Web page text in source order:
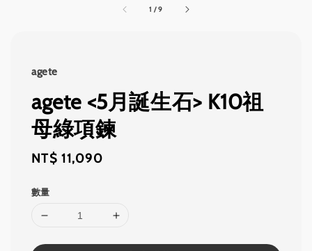
1 /9
agete
agete <5月誕生石> K10祖
母綠項鍊
Regular
NT$ 11,090
數量